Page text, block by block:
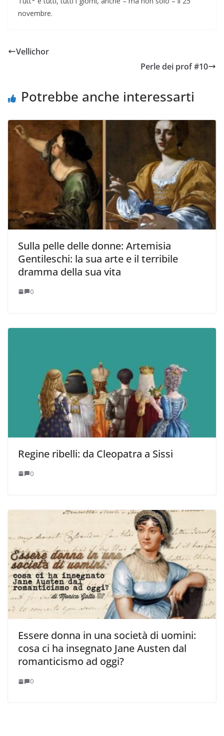
novembre.
Vellichor
Perle dei prof #10
Potrebbe anche interessarti
Sulla pelle delle donne: Artemisia
Gentileschi: la sua arte e il terribile
dramma della sua vita
0
Regine ribelli: da Cleopatra a Sissi
0
Essere donna in una società di uomini:
cosa ci ha insegnato Jane Austen dal
romanticismo ad oggi?
0